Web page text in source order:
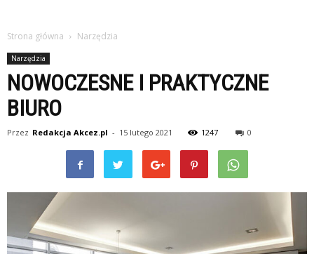
Strona główna Narzędzia
Narzędzia
NOWOCZESNE I PRAKTYCZNE
BIURO
Przez Redakcja Akcez.pl - 15 lutego 2021 1247 0